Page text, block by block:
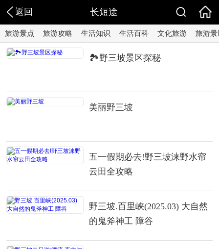
返回 长短途
旅游景点 旅游攻略 生活知识 生活百科 文化旅游 旅游景
🏞️野三坡景区探秘
美丽野三坡
五一假期必去!野三坡涞野水帘
云田全攻略
野三坡.百里峡(2025.03) 大自然
的鬼斧神工 障谷